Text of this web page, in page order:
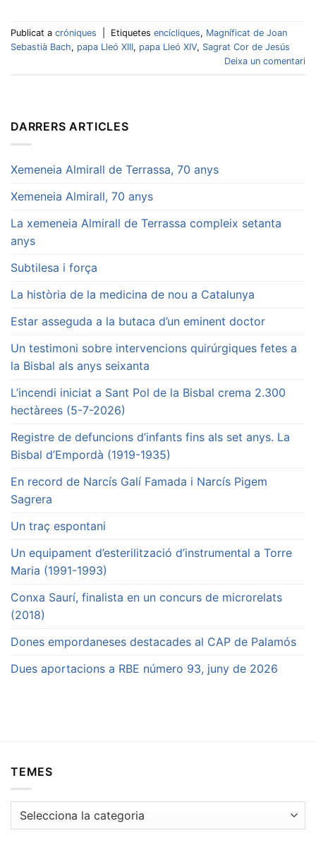
Publicat a cróniques Etiquetes encícliques, Magníficat de Joan
Sebastià Bach, papa Lleó XIII, papa Lleó XIV, Sagrat Cor de Jesús
Deixa un comentari
DARRERS ARTICLES
Xemeneia Almirall de Terrassa, 70 anys
Xemeneia Almirall, 70 anys
La xemeneia Almirall de Terrassa compleix setanta
anys
Subtilesa i força
La història de la medicina de nou a Catalunya
Estar asseguda a la butaca d’un eminent doctor
Un testimoni sobre intervencions quirúrgiques fetes a
la Bisbal als anys seixanta
L’incendi iniciat a Sant Pol de la Bisbal crema 2.300
hectàrees (5-7-2026)
Registre de defuncions d’infants fins als set anys. La
Bisbal d’Empordà (1919-1935)
En record de Narcís Galí Famada i Narcís Pigem
Sagrera
Un traç espontani
Un equipament d’esterilització d’instrumental a Torre
Maria (1991-1993)
Conxa Saurí, finalista en un concurs de microrelats
(2018)
Dones empordaneses destacades al CAP de Palamós
Dues aportacions a RBE número 93, juny de 2026
TEMES
Temes